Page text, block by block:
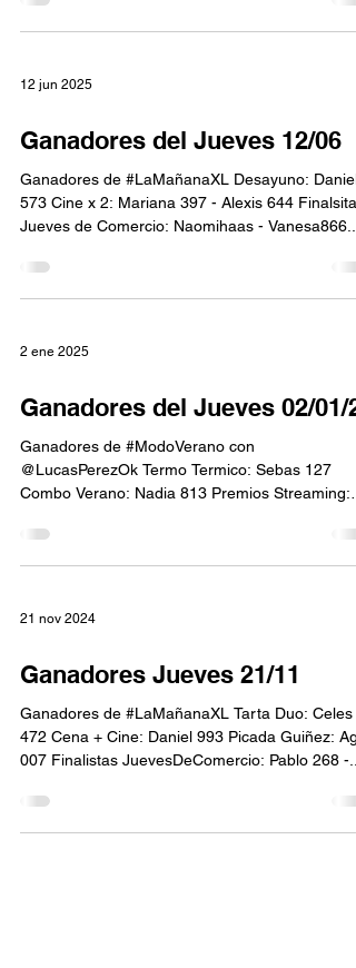
12 jun 2025
Ganadores del Jueves 12/06
Ganadores de #LaMañanaXL Desayuno:
573 Cine x 2: Mariana 397 - Alexis 644 Finalsitas
Jueves de Comercio: Naomihaas - Vanesa866...
2 ene 2025
Ganadores del Jueves 02/01/
Ganadores de #ModoVerano con
@LucasPerezOk Termo Termico: Sebas 127
Combo Verano: Nadia 813 Premios Streaming:
21 nov 2024
Ganadores Jueves 21/11
Ganadores de #LaMañanaXL Tarta Duo: Celes
472 Cena + Cine: Daniel 993 Picada Guiñez:
007 Finalistas JuevesDeComercio: Pablo 268 -...